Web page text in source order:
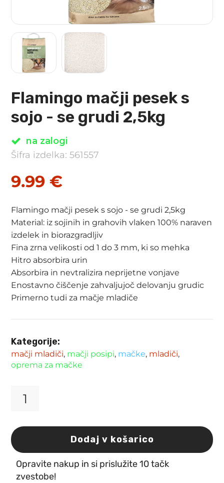
Flamingo mačji pesek s
sojo - se grudi 2,5kg
na zalogi
Šifra izdelka: 561557
9.99 €
Flamingo mačji pesek s sojo - se grudi 2,5kg
Material: iz sojinih in grahovih vlaken 100% naraven
izdelek in biorazgradljiv
Fina zrna velikosti od 1 do 3 mm, ki so mehka
Hitro absorbira urin
Absorbira in nevtralizira neprijetne vonjave
Enostavno čiščenje zahvaljujoč delovanju grudic
Primerno tudi za mačje mladiče
Kategorije:
mačji mladiči, mačji posipi, mačke, mladiči,
oprema za mačke
pesek
s
sojo
se
grudi
Dodaj v košarico
Opravite nakup in si prislužite 10 tačk
zvestobe!